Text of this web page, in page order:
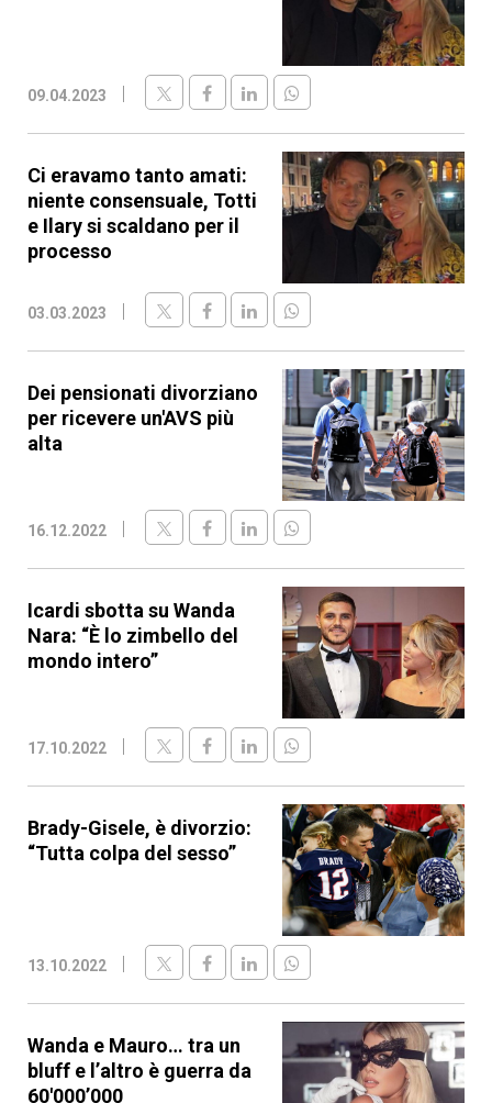
09.04.2023
Ci eravamo tanto amati:
niente consensuale, Totti
e Ilary si scaldano per il
processo
03.03.2023
Dei pensionati divorziano
per ricevere un'AVS più
alta
16.12.2022
Icardi sbotta su Wanda
Nara: “È lo zimbello del
mondo intero”
17.10.2022
Brady-Gisele, è divorzio:
“Tutta colpa del sesso”
13.10.2022
Wanda e Mauro… tra un
bluff e l’altro è guerra da
60'000’000